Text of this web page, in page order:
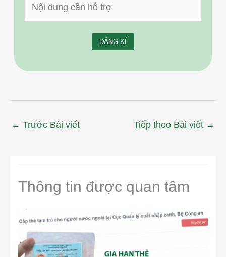
← Trước Bài viết Tiếp theo Bài viết →
Thông tin được quan tâm